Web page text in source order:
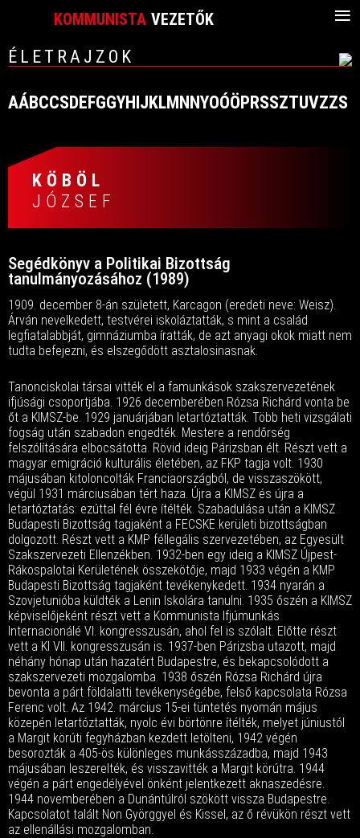
KOMMUNISTA VEZETŐK ≡
ÉLETRAJZOK
AÁBCCSDEFGGYHIJKLMNNYOÓÖPRSSZTUVZZS
KÖBÖL
JÓZSEF
Segédkönyv a Politikai Bizottság
tanulmányozásához (1989)
1909. december 8-án született, Karcagon (eredeti neve: Weisz).
Árván nevelkedett, testvérei iskoláztatták, s mint a család
legfiatalabbját, gimnáziumba íratták, de azt anyagi okok miatt nem
tudta befejezni, és elszegődött asztalosinasnak.
Tanonciskolai társai vitték el a famunkások szakszervezetének
ifjúsági csoportjába. 1926 decemberében Rózsa Richárd vonta be
őt a KIMSZ-be. 1929 januárjában letartóztatták. Több heti vizsgálati
fogság után szabadon engedték. Mestere a rendőrség
felszólítására elbocsátotta. Rövid ideig Párizsban élt. Részt vett a
magyar emigráció kulturális életében, az FKP tagja volt. 1930
májusában kitoloncolták Franciaországból, de visszaszökött,
végül 1931 márciusában tért haza. Újra a KIMSZ és újra a
letartóztatás: ezúttal fél évre ítélték. Szabadulása után a KIMSZ
Budapesti Bizottság tagjaként a FECSKE kerületi bizottságban
dolgozott. Részt vett a KMP féllegális szervezetében, az Egyesült
Szakszervezeti Ellenzékben. 1932-ben egy ideig a KIMSZ Újpest-
Rákospalotai Kerületének összekötője, majd 1933 végén a KMP
Budapesti Bizottság tagjaként tevékenykedett. 1934 nyarán a
Szovjetunióba küldték a Lenin Iskolára tanulni. 1935 őszén a KIMSZ
képviselőjeként részt vett a Kommunista Ifjúmunkás
Internacionálé VI. kongresszusán, ahol fel is szólalt. Előtte részt
vett a KI VII. kongresszusán is. 1937-ben Párizsba utazott, majd
néhány hónap után hazatért Budapestre, és bekapcsolódott a
szakszervezeti mozgalomba. 1938 őszén Rózsa Richárd újra
bevonta a párt földalatti tevékenységébe, felső kapcsolata Rózsa
Ferenc volt. Az 1942. március 15-ei tüntetés nyomán május
közepén letartóztatták, nyolc évi börtönre ítélték, melyet júniustól
a Margit körúti fegyházban kezdett letölteni, 1942 végén
besorozták a 405-ös különleges munkásszázadba, majd 1943
májusában leszerelték, és visszavitték a Margit körútra. 1944
végén a párt engedélyével önként jelentkezett aknaszedésre.
1944 novemberében a Dunántúlról szökött vissza Budapestre.
Kapcsolatot talált Non Györggyel és Kissel, az ő révükön részt vett
az ellenállási mozgalomban.